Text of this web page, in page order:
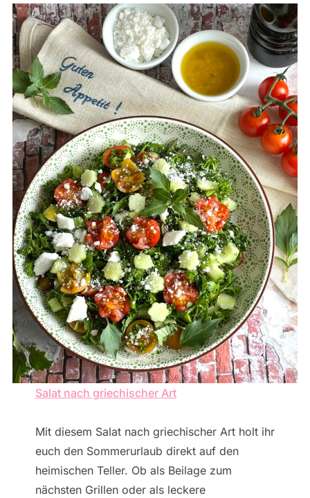
Salat nach griechischer Art
Mit diesem Salat nach griechischer Art holt ihr
euch den Sommerurlaub direkt auf den
heimischen Teller. Ob als Beilage zum
nächsten Grillen oder als leckere